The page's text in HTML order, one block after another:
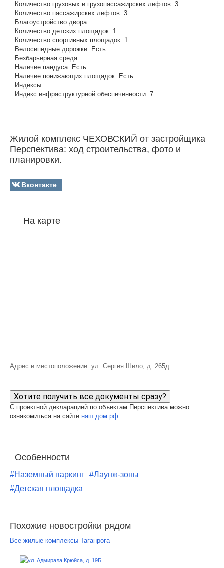
Количество грузовых и грузопассажирских лифтов: 3
Количество пассажирских лифтов: 3
Благоустройство двора
Количество детских площадок: 1
Количество спортивных площадок: 1
Велосипедные дорожки: Есть
Безбарьерная среда
Наличие пандуса: Есть
Наличие понижающих площадок: Есть
Индексы
Индекс инфраструктурной обеспеченности: 7
Жилой комплекс ЧЕХОВСКИЙ от застройщика
Перспектива: ход строительства, фото и
планировки.
Вконтакте
На карте
Адрес и местоположение: ул. Сергея Шило, д. 265д
Хотите получить все документы сразу?
С проектной декларацией по объектам Перспектива можно
ознакомиться на сайте наш.дом.рф
Особенности
#Наземный паркинг #Лаунж-зоны
#Детская площадка
Похожие новостройки рядом
Все жилые комплексы Таганрога